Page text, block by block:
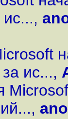
,
ис...,
,